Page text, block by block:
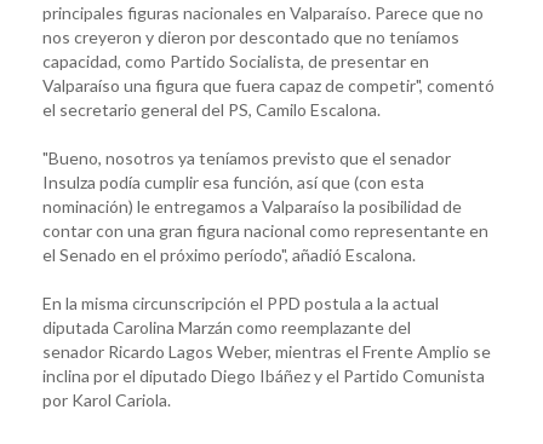
principales figuras nacionales en Valparaíso. Parece que no
nos creyeron y dieron por descontado que no teníamos
capacidad, como Partido Socialista, de presentar en
Valparaíso una figura que fuera capaz de competir", comentó
el secretario general del PS, Camilo Escalona.
"Bueno, nosotros ya teníamos previsto que el senador
Insulza podía cumplir esa función, así que (con esta
nominación) le entregamos a Valparaíso la posibilidad de
contar con una gran figura nacional como representante en
el Senado en el próximo período", añadió Escalona.
En la misma circunscripción el PPD postula a la actual
diputada Carolina Marzán como reemplazante del
senador Ricardo Lagos Weber, mientras el Frente Amplio se
inclina por el diputado Diego Ibáñez y el Partido Comunista
por Karol Cariola.